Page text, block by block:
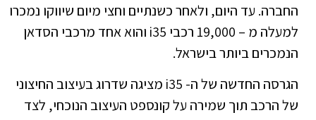
החברה. עד היום, ולאחר כשנתיים וחצי מיום שיווקו נמכרו
למעלה מ – 19,000 רכבי i35 והוא אחד מרכבי הסדאן
הנמכרים ביותר בישראל.
הגרסה החדשה של ה- i35 מציגה שדרוג בעיצוב החיצוני
של הרכב תוך שמירה על קונספט העיצוב הנוכחי, לצד